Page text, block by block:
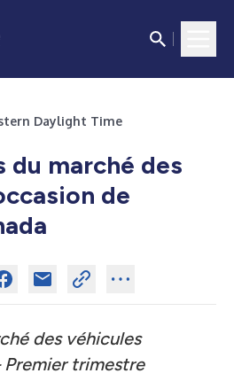
Daylight Time
du marché des
de
des véhicules
Premier trimestre